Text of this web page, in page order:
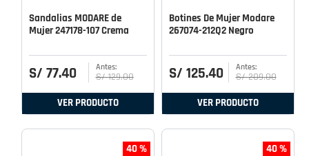
Sandalias MODARE de
Mujer 247178-107 Crema
S/ 77.40 S/ 129.00
VER PRODUCTO
Botines De Mujer Modare
267074-212Q2 Negro
S/ 125.40 S/ 209.00
VER PRODUCTO
40 % 40 %